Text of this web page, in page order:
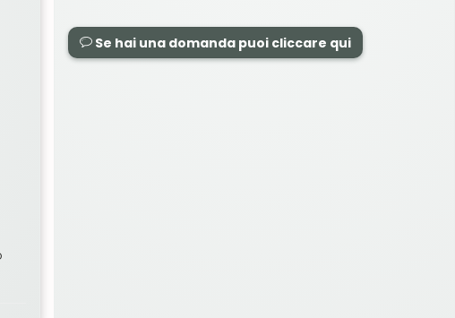
Se hai una domanda puoi cliccare qui